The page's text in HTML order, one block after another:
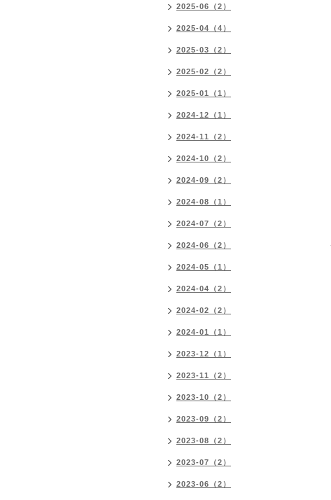
2025-06（2）
2025-04（4）
2025-03（2）
2025-02（2）
2025-01（1）
2024-12（1）
2024-11（2）
2024-10（2）
2024-09（2）
2024-08（1）
2024-07（2）
2024-06（2）
2024-05（1）
2024-04（2）
2024-02（2）
2024-01（1）
2023-12（1）
2023-11（2）
2023-10（2）
2023-09（2）
2023-08（2）
2023-07（2）
2023-06（2）